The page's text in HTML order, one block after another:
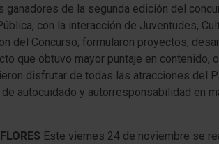
ganadores de la segunda edición del
con la interacción de Juventudes,
del Concurso; formularon proyectos,
que obtuvo mayor puntaje en contenido,
disfrutar de todas las atracciones del
autocuidado y autorresponsabilidad en
Este viernes 24 de noviembre se